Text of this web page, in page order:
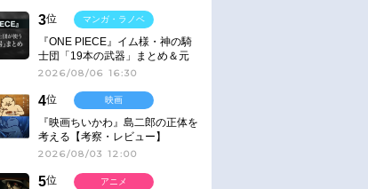
3位
『ONE PIECE』イム様・神の騎
士団「19本の武器」まとめ＆元
ネタ
2026/08/06 16:30
マンガ・ラノベ
4位
『映画ちいかわ』島二郎の正体を
考える【考察・レビュー】
2026/08/03 12:00
映画
5位
アニメ